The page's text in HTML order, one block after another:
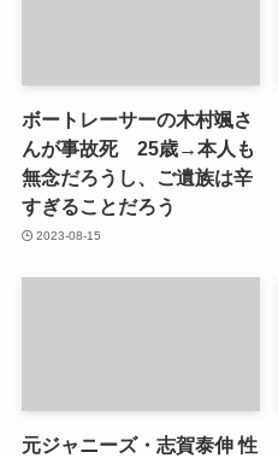
ボートレーサーの木村颯さ
んが事故死 25歳→本人も
無念だろうし、ご遺族は辛
すぎることだろう
2023-08-15
元ジャニーズ・志賀泰伸 性